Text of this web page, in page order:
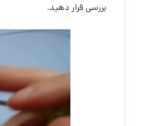
بررسی قرار دهید.